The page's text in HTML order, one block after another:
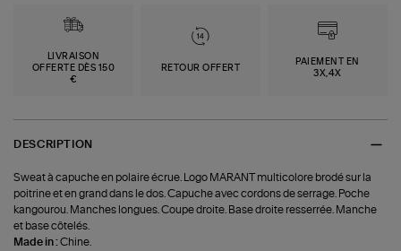
LIVRAISON
OFFERTE DÈS 150
€
RETOUR OFFERT
PAIEMENT EN
3X,4X
DESCRIPTION
Sweat à capuche en polaire écrue. Logo MARANT multicolore brodé sur la
poitrine et en grand dans le dos. Capuche avec cordons de serrage. Poche
kangourou. Manches longues. Coupe droite. Base droite resserrée. Manche
et base côtelés.
Made in :Chine.